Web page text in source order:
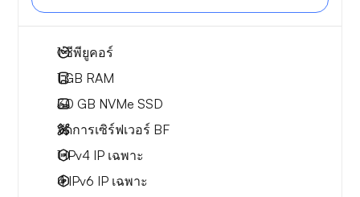
1ซีพียูคอร์
1 GB RAM
30 GB NVMe SSD
จัดการเซิร์ฟเวอร์ BF
1 IPv4 IP เฉพาะ
4 IPv6 IP เฉพาะ